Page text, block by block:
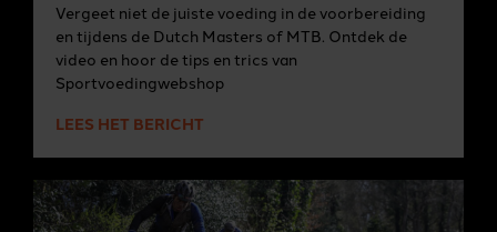
Vergeet niet de juiste voeding in de voorbereiding
en tijdens de Dutch Masters of MTB. Ontdek de
video en hoor de tips en trics van
Sportvoedingwebshop
LEES HET BERICHT